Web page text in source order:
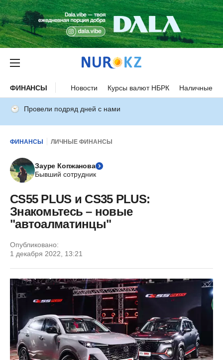
ФИНАНСЫ Новости Курсы валют НБРК Наличные
Провели подряд дней с нами
ФИНАНСЫ ЛИЧНЫЕ ФИНАНСЫ
Зауре Копжанова
Бывший сотрудник
CS55 PLUS и CS35 PLUS:
Знакомьтесь – новые
"автоалматинцы"
Опубликовано:
1 декабря 2022, 13:21